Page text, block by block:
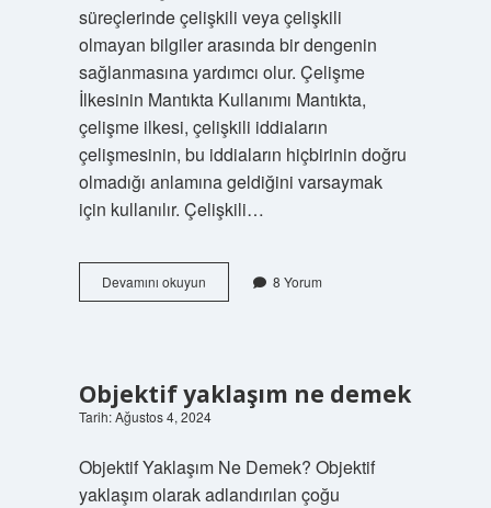
süreçlerinde çelişkili veya çelişkili
olmayan bilgiler arasında bir dengenin
sağlanmasına yardımcı olur. Çelişme
İlkesinin Mantıkta Kullanımı Mantıkta,
çelişme ilkesi, çelişkili iddiaların
çelişmesinin, bu iddiaların hiçbirinin doğru
olmadığı anlamına geldiğini varsaymak
için kullanılır. Çelişkili…
Devamını okuyunÇelişme
ilkesi
8 Yorum
Objektif yaklaşım ne demek
Tarih: Ağustos 4, 2024
Objektif Yaklaşım Ne Demek? Objektif
yaklaşım olarak adlandırılan çoğu